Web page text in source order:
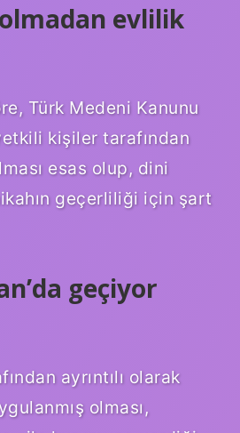
evlilik
Türk Medeni Kanunu
kişiler tarafından
esas olup, dini
geçerliliği için şart
geçiyor
ayrıntılı olarak
olması,